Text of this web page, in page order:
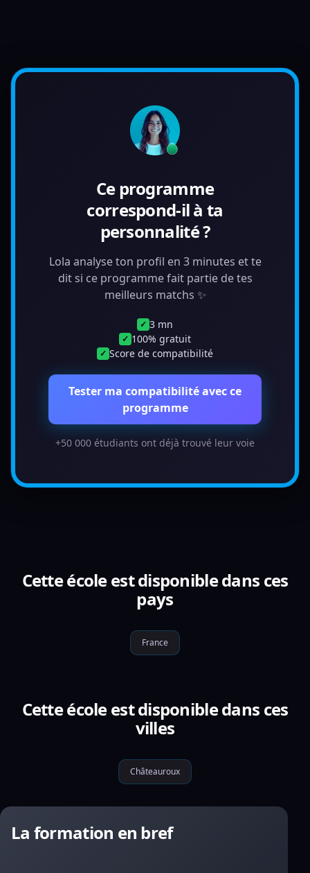
Ce programme
correspond-il à ta
personnalité ?
Lola analyse ton profil en 3 minutes et te
dit si ce programme fait partie de tes
meilleurs matchs ✨
✓ 3 mn
✓ 100% gratuit
✓ Score de compatibilité
Tester ma compatibilité avec ce
programme
+50 000 étudiants ont déjà trouvé leur voie
Cette école est disponible dans ces
pays
France
Cette école est disponible dans ces
villes
Châteauroux
La formation en bref